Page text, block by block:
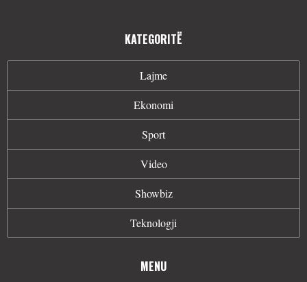
KATEGORITË
Lajme
Ekonomi
Sport
Video
Showbiz
Teknologji
MENU